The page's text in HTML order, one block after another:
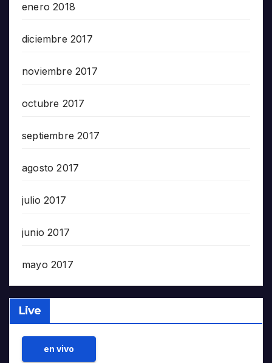
enero 2018
diciembre 2017
noviembre 2017
octubre 2017
septiembre 2017
agosto 2017
julio 2017
junio 2017
mayo 2017
Live
en vivo